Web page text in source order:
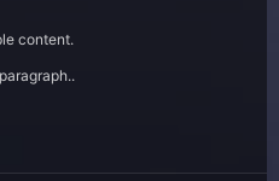
content.